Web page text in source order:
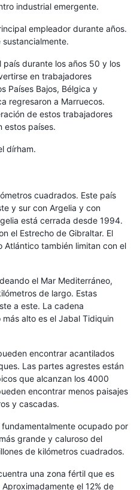
industrial emergente.
empleador durante años.
país durante los años 50 y los
en trabajadores
Países Bajos, Bélgica y
regresaron a Marruecos.
de estos trabajadores
estos países.
dírham.
cuadrados. Este país
y sur con Argelia y con
está cerrada desde 1994.
el Estrecho de Gibraltar. El
Atlántico también limitan con el
el Mar Mediterráneo,
de largo. Estas
a este. La cadena
alto es el Jabal Tidiquin
encontrar acantilados
Las partes agrestes están
que alcanzan los 4000
encontrar menos paisajes
y cascadas.
ocupado por
grande y caluroso del
de kilómetros cuadrados.
una zona fértil que es
el 12% de